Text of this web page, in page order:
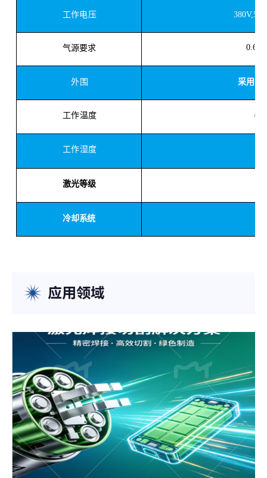
工作电压 380V,50/
气源要求 0.6-
外围 采用钣
工作温度 0-
工作湿度
激光等级
冷却系统
应用领域